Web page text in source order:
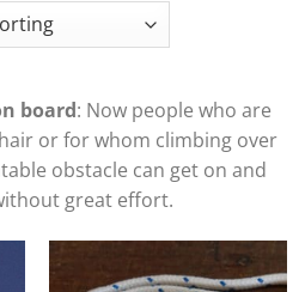
board: Now people who are
or for whom climbing over
obstacle can get on and
great effort.